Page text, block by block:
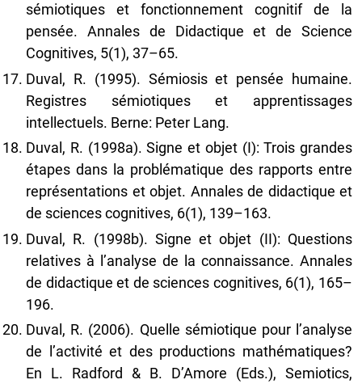
sémiotiques et fonctionnement cognitif de la
pensée. Annales de Didactique et de Science
Cognitives, 5(1), 37–65.
Duval, R. (1995). Sémiosis et pensée humaine.
Registres sémiotiques et apprentissages
intellectuels. Berne: Peter Lang.
Duval, R. (1998a). Signe et objet (I): Trois grandes
étapes dans la problématique des rapports entre
représentations et objet. Annales de didactique et
de sciences cognitives, 6(1), 139–163.
Duval, R. (1998b). Signe et objet (II): Questions
relatives à l’analyse de la connaissance. Annales
de didactique et de sciences cognitives, 6(1), 165–
196.
Duval, R. (2006). Quelle sémiotique pour l’analyse
de l’activité et des productions mathématiques?
En L. Radford & B. D’Amore (Eds.), Semiotics,